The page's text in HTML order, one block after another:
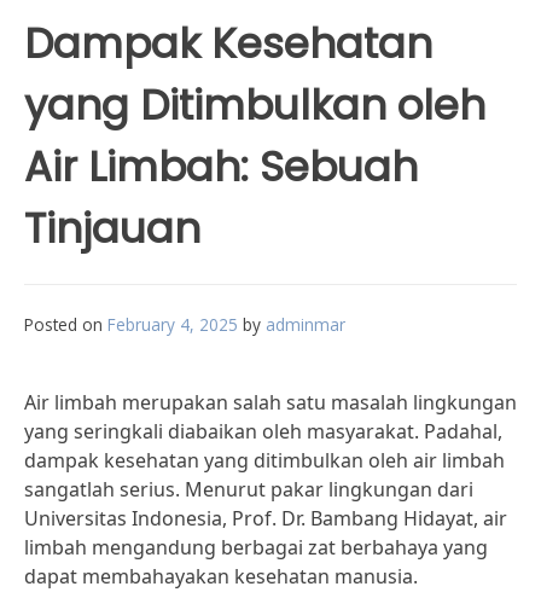
Dampak Kesehatan
yang Ditimbulkan oleh
Air Limbah: Sebuah
Tinjauan
Posted on February 4, 2025 by adminmar
Air limbah merupakan salah satu masalah lingkungan
yang seringkali diabaikan oleh masyarakat. Padahal,
dampak kesehatan yang ditimbulkan oleh air limbah
sangatlah serius. Menurut pakar lingkungan dari
Universitas Indonesia, Prof. Dr. Bambang Hidayat, air
limbah mengandung berbagai zat berbahaya yang
dapat membahayakan kesehatan manusia.